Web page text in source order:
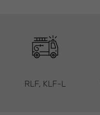
RLF, KLF-L